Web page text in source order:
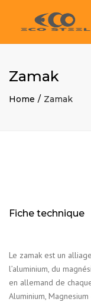
Zamak
Home Zamak
Fiche technique
Le zamak est un
l’aluminium, du
en allemand de
Aluminium,